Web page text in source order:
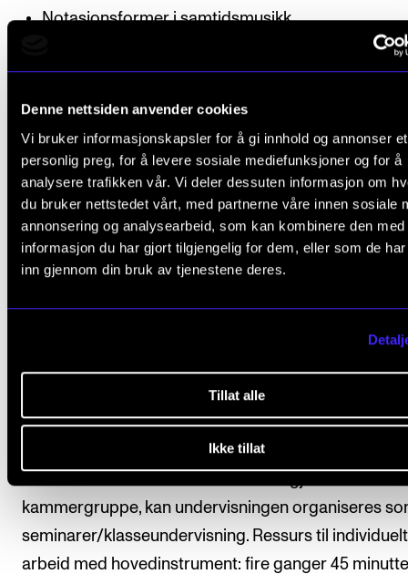
Denne nettsiden anvender cookies
Vi bruker informasjonskapsler for å gi innhold og annonser et
personlig preg, for å levere sosiale mediefunksjoner og for å
analysere trafikken vår. Vi deler dessuten informasjon om
du bruker nettstedet vårt, med partnerne våre innen sosiale
annonsering og analysearbeid, som kan kombinere den med
informasjon du har gjort tilgjengelig for dem, eller som de
inn gjennom din bruk av tjenestene deres.
Tillat alle
Ikke tillat
Notasjonsformer i samtidsmusikk
Den medskapende utøveren: Improvisasjon som
Bruk av musikkteknologi i framføring
Elektronisk klangbearbeiding
Andre kunstformers uttrykk og estetikk i
Organisering
Et lærerteam har ansvar for undervisningen, og
over ett studieår. I tillegg kommer veiledning i
kammermusikk samt individuell veiledning som
direkte med den respektive veileder. Hvis flere
kammergruppe, kan undervisningen organiseres
seminarer/klasseundervisning. Ressurs til individuelt
arbeid med hovedinstrument: fire ganger 45